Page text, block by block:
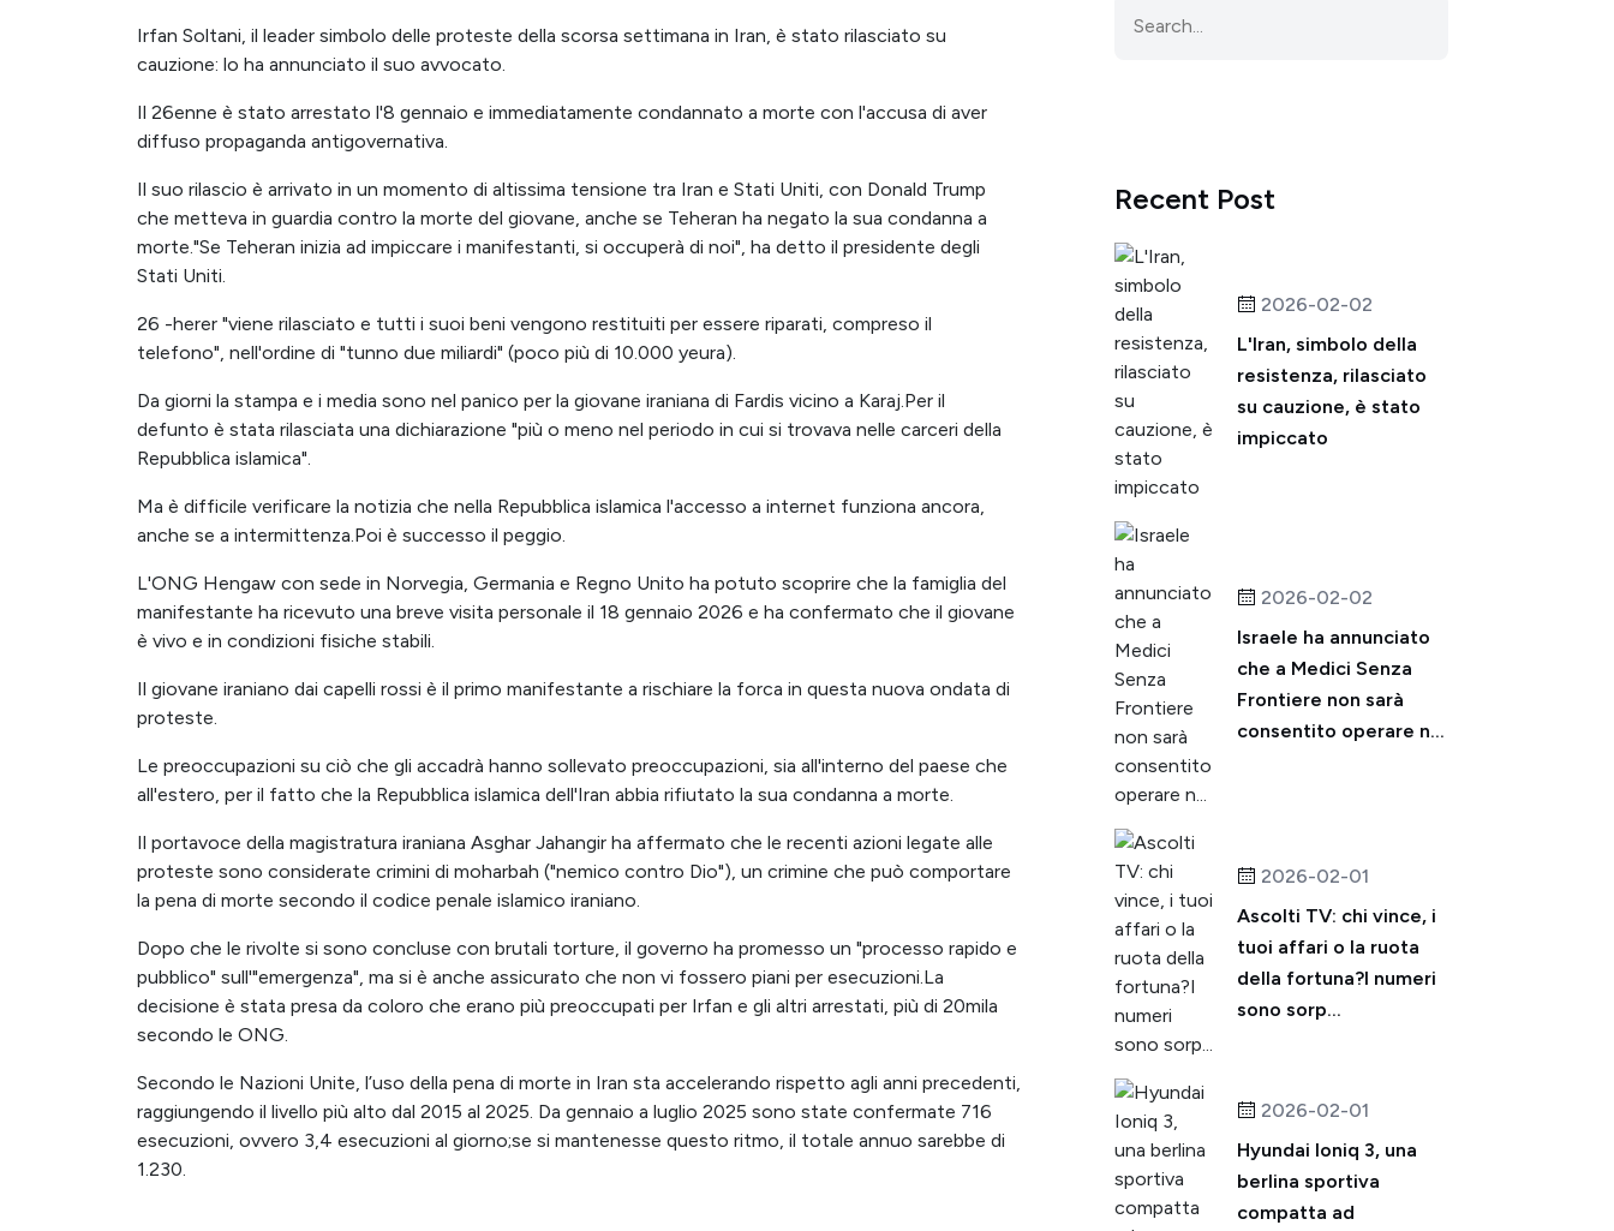
Irfan Soltani, il leader simbolo delle proteste della scorsa settimana in Iran, è stato rilasciato su
cauzione: lo ha annunciato il suo avvocato.
Il 26enne è stato arrestato l'8 gennaio e immediatamente condannato a morte con l'accusa di aver
diffuso propaganda antigovernativa.
Il suo rilascio è arrivato in un momento di altissima tensione tra Iran e Stati Uniti, con Donald Trump
che metteva in guardia contro la morte del giovane, anche se Teheran ha negato la sua condanna a
morte."Se Teheran inizia ad impiccare i manifestanti, si occuperà di noi", ha detto il presidente degli
Stati Uniti.
26 -herer "viene rilasciato e tutti i suoi beni vengono restituiti per essere riparati, compreso il
telefono", nell'ordine di "tunno due miliardi" (poco più di 10.000 yeura).
Da giorni la stampa e i media sono nel panico per la giovane iraniana di Fardis vicino a Karaj.Per il
defunto è stata rilasciata una dichiarazione "più o meno nel periodo in cui si trovava nelle carceri della
Repubblica islamica".
Ma è difficile verificare la notizia che nella Repubblica islamica l'accesso a internet funziona ancora,
anche se a intermittenza.Poi è successo il peggio.
L'ONG Hengaw con sede in Norvegia, Germania e Regno Unito ha potuto scoprire che la famiglia del
manifestante ha ricevuto una breve visita personale il 18 gennaio 2026 e ha confermato che il giovane
è vivo e in condizioni fisiche stabili.
Il giovane iraniano dai capelli rossi è il primo manifestante a rischiare la forca in questa nuova ondata di
proteste.
Le preoccupazioni su ciò che gli accadrà hanno sollevato preoccupazioni, sia all'interno del paese che
all'estero, per il fatto che la Repubblica islamica dell'Iran abbia rifiutato la sua condanna a morte.
Il portavoce della magistratura iraniana Asghar Jahangir ha affermato che le recenti azioni legate alle
proteste sono considerate crimini di moharbah ("nemico contro Dio"), un crimine che può comportare
la pena di morte secondo il codice penale islamico iraniano.
Dopo che le rivolte si sono concluse con brutali torture, il governo ha promesso un "processo rapido e
pubblico" sull'"emergenza", ma si è anche assicurato che non vi fossero piani per esecuzioni.La
decisione è stata presa da coloro che erano più preoccupati per Irfan e gli altri arrestati, più di 20mila
secondo le ONG.
Secondo le Nazioni Unite, l’uso della pena di morte in Iran sta accelerando rispetto agli anni precedenti,
raggiungendo il livello più alto dal 2015 al 2025. Da gennaio a luglio 2025 sono state confermate 716
esecuzioni, ovvero 3,4 esecuzioni al giorno;se si mantenesse questo ritmo, il totale annuo sarebbe di
1.230.
Recent Post
2026-02-02
L'Iran, simbolo della
resistenza, rilasciato
su cauzione, è stato
impiccato
2026-02-02
Israele ha annunciato
che a Medici Senza
Frontiere non sarà
consentito operare n...
2026-02-01
Ascolti TV: chi vince, i
tuoi affari o la ruota
della fortuna?I numeri
sono sorp...
2026-02-01
Hyundai Ioniq 3, una
berlina sportiva
compatta ad